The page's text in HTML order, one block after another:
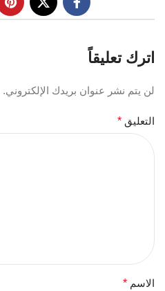
اترك تعليقاً
لن يتم نشر عنوان بريدك الإلكتروني.
التعليق *
الاسم *